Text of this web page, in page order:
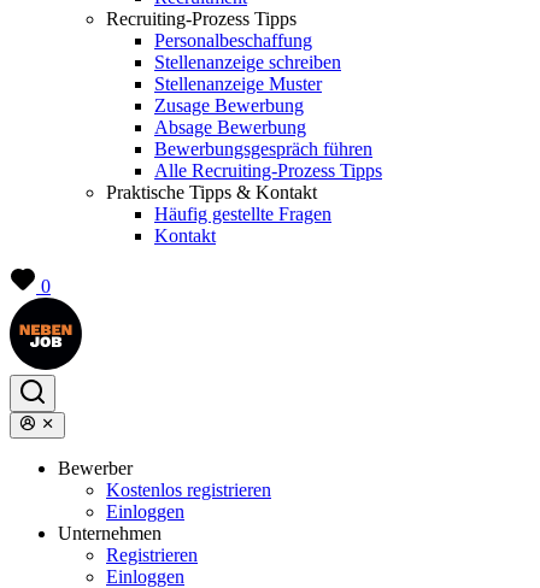
Recruiting-Prozess Tipps
Personalbeschaffung
Stellenanzeige schreiben
Stellenanzeige Muster
Zusage Bewerbung
Absage Bewerbung
Bewerbungsgespräch führen
Alle Recruiting-Prozess Tipps
Praktische Tipps & Kontakt
Häufig gestellte Fragen
Kontakt
0
Bewerber
Kostenlos registrieren
Einloggen
Unternehmen
Registrieren
Einloggen